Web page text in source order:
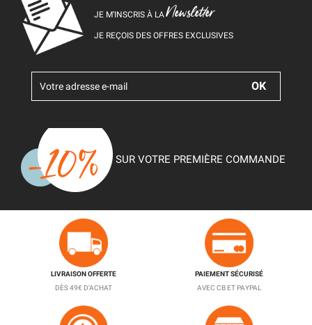
JE M’INSCRIS À LANewsletter
JE REÇOIS DES OFFRES EXCLUSIVES
SUR VOTRE PREMIÈRE COMMANDE
LIVRAISON OFFERTE
DÈS 49€ D'ACHAT
PAIEMENT SÉCURISÉ
AVEC CB ET PAYPAL